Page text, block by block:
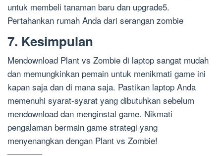
untuk membeli tanaman baru dan upgrade5.
Pertahankan rumah Anda dari serangan zombie
7. Kesimpulan
Mendownload Plant vs Zombie di laptop sangat mudah
dan memungkinkan pemain untuk menikmati game ini
kapan saja dan di mana saja. Pastikan laptop Anda
memenuhi syarat-syarat yang dibutuhkan sebelum
mendownload dan menginstal game. Nikmati
pengalaman bermain game strategi yang
menyenangkan dengan Plant vs Zombie!